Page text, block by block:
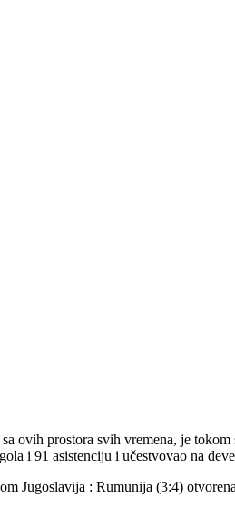
ovih prostora svih vremena, je
i 91 asistenciju i učestvovao na
Jugoslavija : Rumunija (3:4)